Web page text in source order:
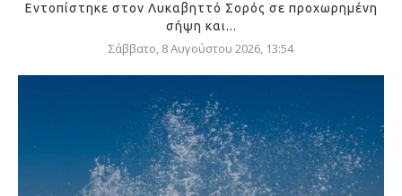
Εντοπίστηκε στον Λυκαβηττό Σορός σε προχωρημένη
σήψη και...
Σάββατο, 8 Αυγούστου 2026, 13:54